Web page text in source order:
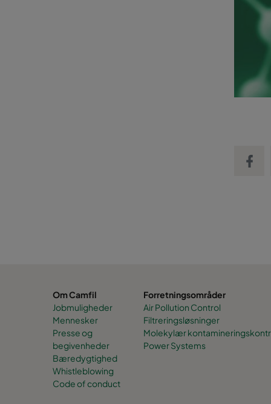
Om Camfil
Jobmuligheder
Mennesker
Presse og
begivenheder
Bæredygtighed
Whistleblowing
Code of conduct
Forretningsområder
Air Pollution Control
Filtreringsløsninger
Molekylær
Power Systems